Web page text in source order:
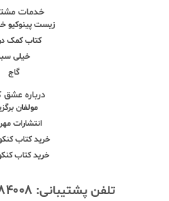
خدمات
زیست پینوکیو
کتاب کمک
خیلی
گاج
درباره عشق
مولفان
انتشارات
خرید کتاب کنکور
خرید کتاب کنکور
تلفن پشتیبانی: